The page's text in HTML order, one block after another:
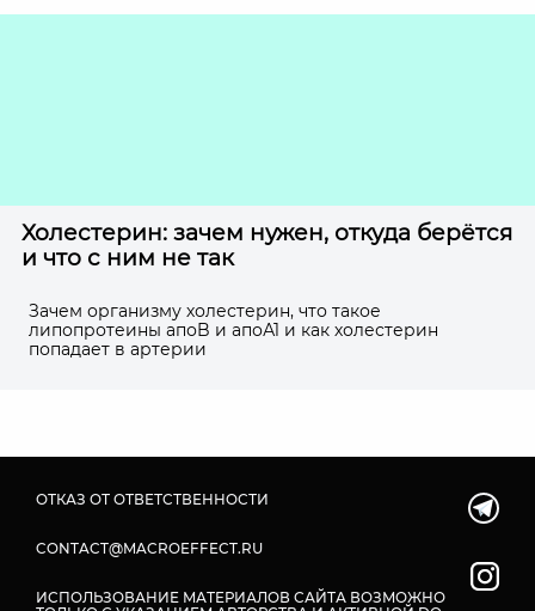
Холестерин: зачем нужен, откуда берётся
и что с ним не так
Зачем организму холестерин, что такое
липопротеины апоB и апоА1 и как холестерин
попадает в артерии
ОТКАЗ ОТ ОТВЕТСТВЕННОСТИ
CONTACT@MACROEFFECT.RU
ИСПОЛЬЗОВАНИЕ МАТЕРИАЛОВ САЙТА ВОЗМОЖНО